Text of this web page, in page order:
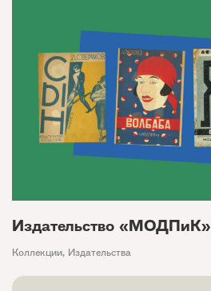
Издательство «МОДПиК»
Коллекции, Издательства